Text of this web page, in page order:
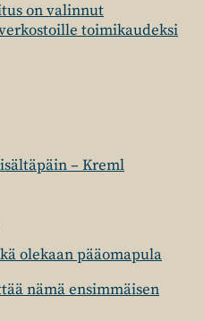
on valinnut
toimikaudeksi
– Kreml
olekaan pääomapula
nämä ensimmäisen